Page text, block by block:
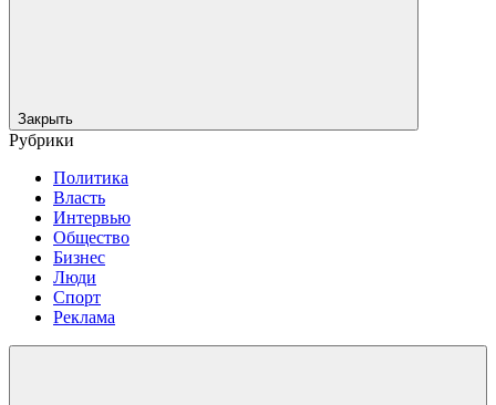
Закрыть
Рубрики
Политика
Власть
Интервью
Общество
Бизнес
Люди
Спорт
Реклама